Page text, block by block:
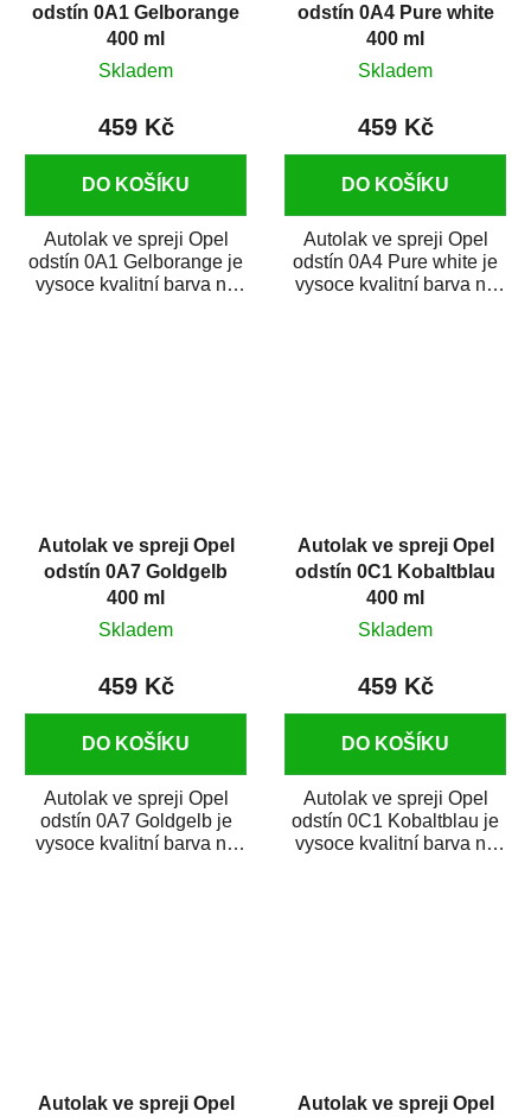
odstín 0A1 Gelborange
400 ml
Skladem
459 Kč
DO KOŠÍKU
Autolak ve spreji Opel
odstín 0A1 Gelborange je
vysoce kvalitní barva na
odstín 0A4 Pure white
400 ml
Skladem
459 Kč
DO KOŠÍKU
Autolak ve spreji Opel
odstín 0A4 Pure white je
vysoce kvalitní barva na
Autolak ve spreji Opel
odstín 0A7 Goldgelb
400 ml
Skladem
459 Kč
DO KOŠÍKU
Autolak ve spreji Opel
odstín 0A7 Goldgelb je
vysoce kvalitní barva na
Autolak ve spreji Opel
odstín 0C1 Kobaltblau
400 ml
Skladem
459 Kč
DO KOŠÍKU
Autolak ve spreji Opel
odstín 0C1 Kobaltblau je
vysoce kvalitní barva na
Autolak ve spreji Opel
Autolak ve spreji Opel